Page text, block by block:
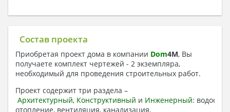
Состав проекта
Приобретая проект дома в компании Dom4M, Вы
получаете комплект чертежей - 2 экземпляра,
необходимый для проведения строительных работ.
Проект содержит три раздела –
Архитектурный, Конструктивный и Инженерный:
отопление, вентиляция, канализация,